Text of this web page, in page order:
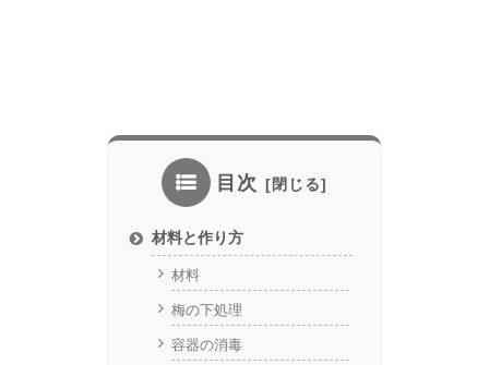
目次
材料と作り方
材料
梅の下処理
容器の消毒